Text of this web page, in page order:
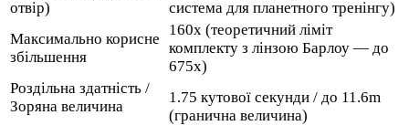
отвір)
система для планетного тренінгу)
Максимально корисне
збільшення
160х (теоретичний ліміт
комплекту з лінзою Барлоу — до
675х)
Роздільна здатність /
Зоряна величина
1.75 кутової секунди / до 11.6m
(гранична величина)